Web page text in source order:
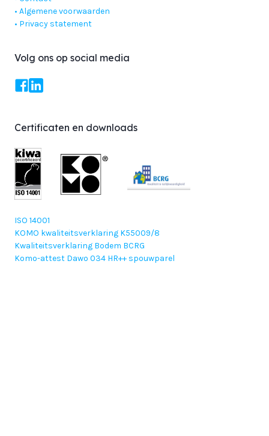
• Algemene voorwaarden
• Privacy statement
Volg ons op social media
Certificaten en downloads
ISO 14001
KOMO kwaliteitsverklaring K55009/8
Kwaliteitsverklaring Bodem BCRG
Komo-attest Dawo 034 HR++ spouwparel